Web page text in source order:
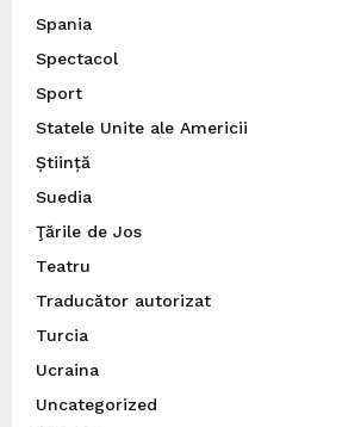
Spania
Spectacol
Sport
Statele Unite ale Americii
Știință
Suedia
Ţările de Jos
Teatru
Traducător autorizat
Turcia
Ucraina
Uncategorized